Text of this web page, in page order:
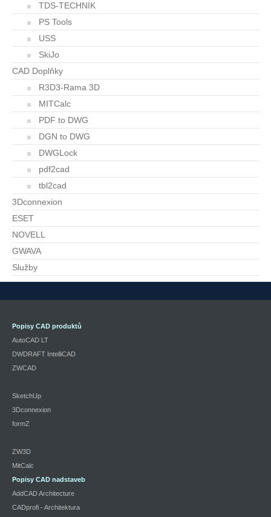
TDS-TECHNIK
PS Tools
USS
SkiJo
CAD Doplňky
R3D3-Rama 3D
MITCalc
PDF to DWG
DGN to DWG
DWGLock
pdf2cad
tbl2cad
3Dconnexion
ESET
NOVELL
GWAVA
Služby
Popisy CAD produktů
AutoCAD LT
DWDRAFT IntelliCAD
ZWCAD
SketchUp
3Dconnexion
formZ
ZW3D
MitCalc
Popisy CAD nadstaveb
AddCAD Architecture
CADprofi - Architektura